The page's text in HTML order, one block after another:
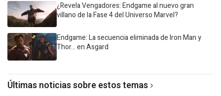
¿Revela Vengadores: Endgame al nuevo gran
villano de la Fase 4 del Universo Marvel?
Endgame: La secuencia eliminada de Iron Man y
Thor... en Asgard
Últimas noticias sobre estos temas